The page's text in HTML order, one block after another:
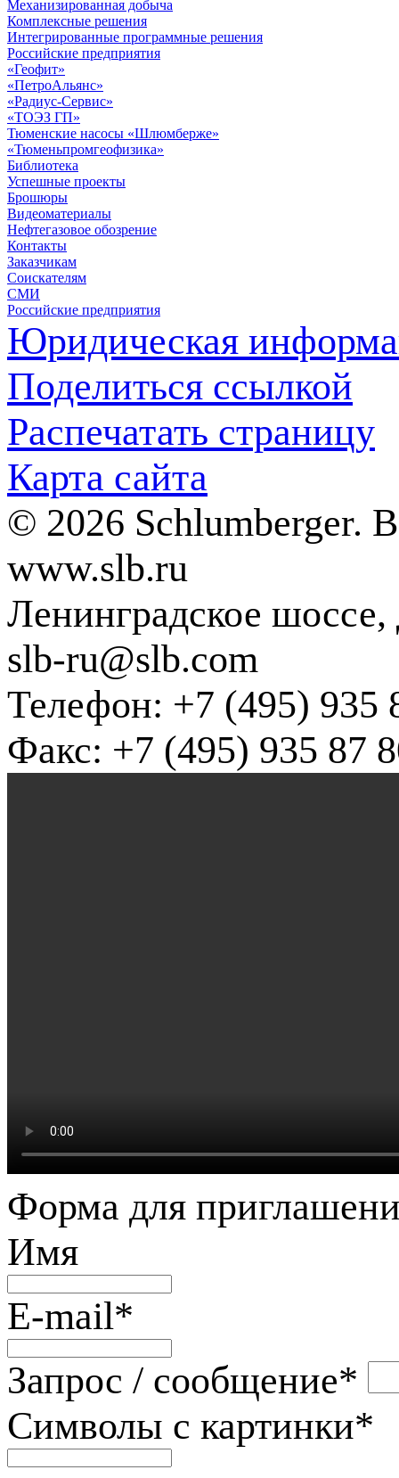
Механизированная добыча
Комплексные решения
Интегрированные программные решения
Российские предприятия
«Геофит»
«ПетроАльянс»
«Радиус-Сервис»
«ТОЭЗ ГП»
Тюменские насосы «Шлюмберже»
«Тюменьпромгеофизика»
Библиотека
Успешные проекты
Брошюры
Видеоматериалы
Нефтегазовое обозрение
Контакты
Заказчикам
Соискателям
СМИ
Российские предприятия
Юридическая
Поделиться ссылкой
Распечатать страницу
Карта сайта
© 2026 Schlumberger.
www.slb.ru
Ленинградское
slb-ru@slb.com
Телефон: +7 (495) 935
Факс: +7 (495) 935 87
Форма для
Имя
E-mail*
Запрос / сообщение*
Символы с картинки*